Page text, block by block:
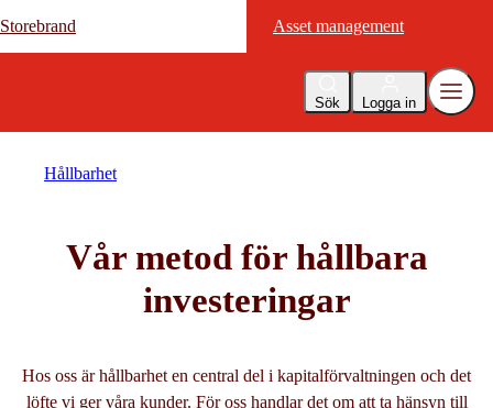
Storebrand Asset management
Sök Logga in
Storebrand Asset management
Hållbarhet
Vår metod för hållbara
investeringar
Hos oss är hållbarhet en central del i kapitalförvaltningen och det
löfte vi ger våra kunder. För oss handlar det om att ta hänsyn till